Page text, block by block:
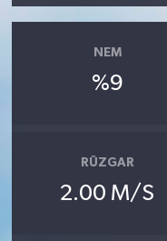
NEM
%9
RÜZGAR
2.00 M/S